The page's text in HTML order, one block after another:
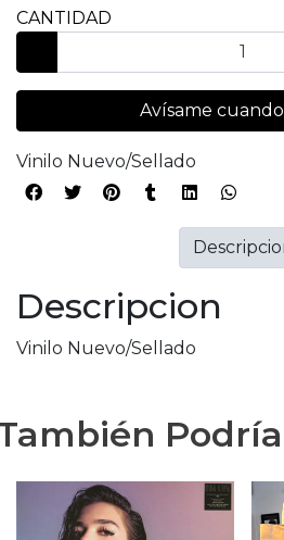
CANTIDAD
Avísame
Vinilo Nuevo/Sellado
Descripcion
Vinilo Nuevo/Sellado